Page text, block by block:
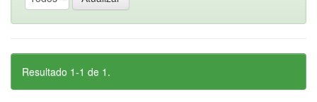
Resultado 1-1 de 1.